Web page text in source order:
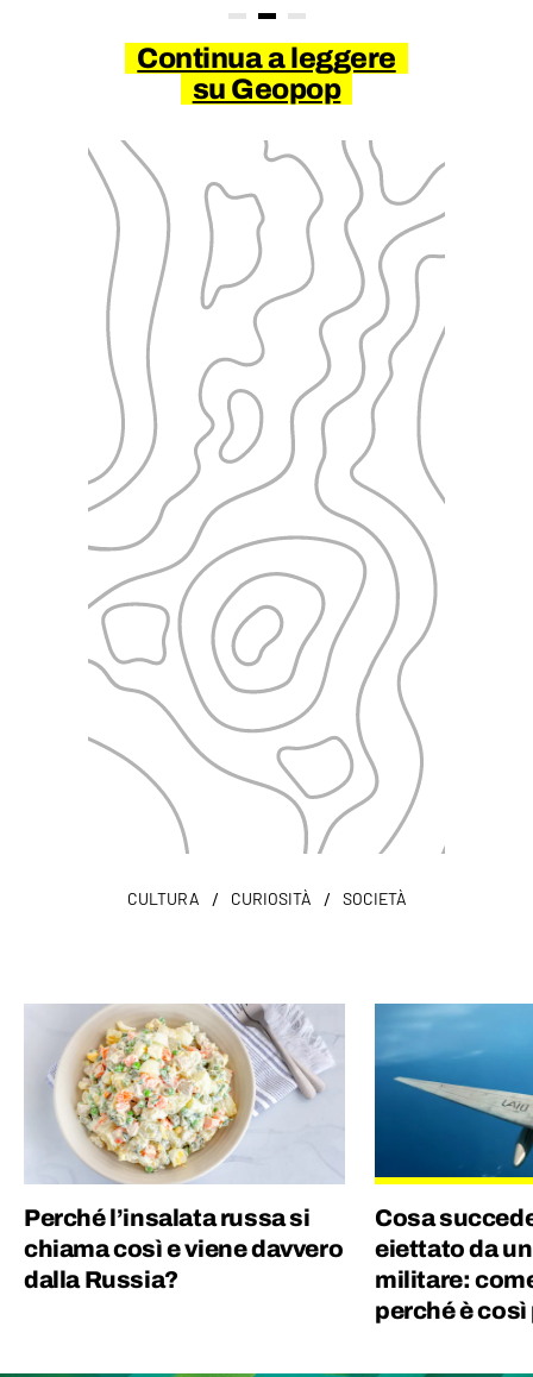
Continua a leggere
su Geopop
CULTURA / CURIOSITÀ / SOCIETÀ
Perché l’insalata russa si
chiama così e viene davvero
dalla Russia?
Cosa
eiettato da
militare:
perché è